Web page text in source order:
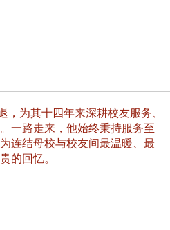
为其十四年来深耕校友服务、
一路走来，他始终秉持服务至
连结母校与校友间最温暖、最
的回忆。
南加州校友会召开115年年中
理事会议 许宗由当选116年
会长 并获授权承办下届世界
校友双年会